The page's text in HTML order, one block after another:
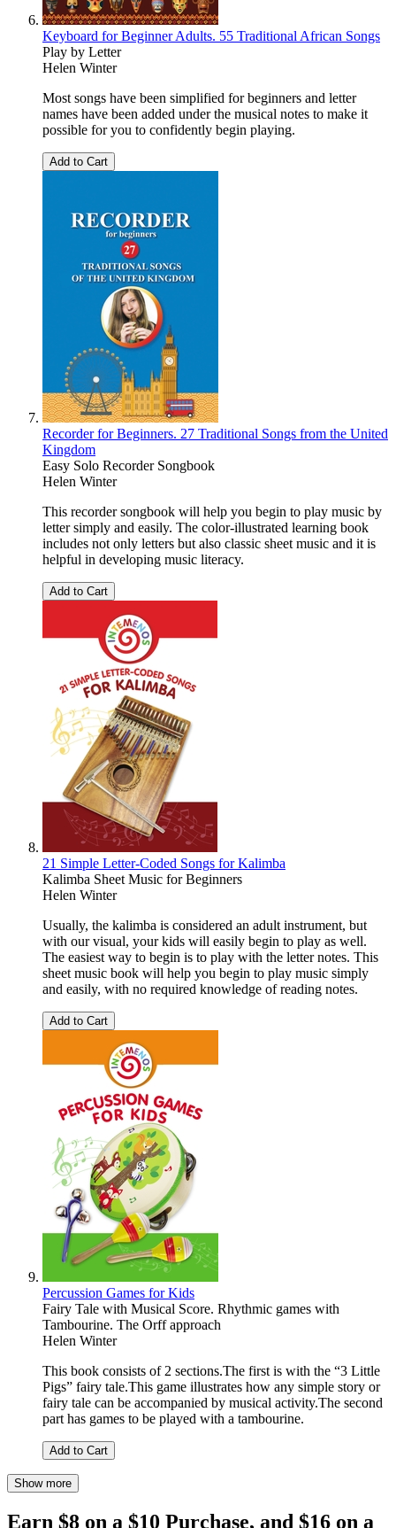
Keyboard for Beginner Adults. 55 Traditional African Songs
Play by Letter
Helen Winter
Most songs have been simplified for beginners and letter
names have been added under the musical notes to make it
possible for you to confidently begin playing.
Add to Cart
Recorder for Beginners. 27 Traditional Songs from the United
Kingdom
Easy Solo Recorder Songbook
Helen Winter
This recorder songbook will help you begin to play music by
letter simply and easily. The color-illustrated learning book
includes not only letters but also classic sheet music and it is
helpful in developing music literacy.
Add to Cart
21 Simple Letter-Coded Songs for Kalimba
Kalimba Sheet Music for Beginners
Helen Winter
Usually, the kalimba is considered an adult instrument, but
with our visual, your kids will easily begin to play as well.
The easiest way to begin is to play with the letter notes. This
sheet music book will help you begin to play music simply
and easily, with no required knowledge of reading notes.
Add to Cart
Percussion Games for Kids
Fairy Tale with Musical Score. Rhythmic games with
Tambourine. The Orff approach
Helen Winter
This book consists of 2 sections.The first is with the “3 Little
Pigs” fairy tale.This game illustrates how any simple story or
fairy tale can be accompanied by musical activity.The second
part has games to be played with a tambourine.
Add to Cart
Show more
Earn $8 on a $10 Purchase, and $16 on a